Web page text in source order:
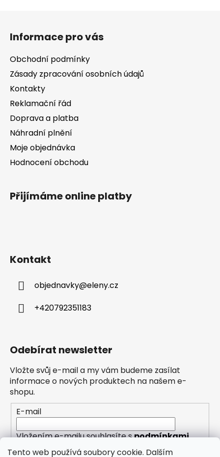
Tento web používá soubory cookie. Dalším
í
p
Informace pro vás
Obchodní podmínky
Zásady zpracování osobních údajů
Kontakty
Reklamační řád
Doprava a platba
Náhradní plnění
Moje objednávka
Hodnocení obchodu
Přijímáme online platby
Kontakt
objednavky@eleny.cz
+420792351183
Odebírat newsletter
Vložte svůj e-mail a my vám budeme zasílat
informace o nových produktech na našem e-
shopu.
E-mail
Vložením e-mailu souhlasíte spodmínkami
ochrany osobních údajů